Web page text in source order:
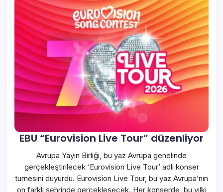
EBU “Eurovision Live Tour” düzenliyor
Avrupa Yayın Birliği, bu yaz Avrupa genelinde
gerçekleştirilecek ‘Eurovision Live Tour’ adlı konser
turnesini duyurdu. Eurovision Live Tour, bu yaz Avrupa’nın
on farklı şehrinde gerçekleşecek. Her konserde, bu yılki